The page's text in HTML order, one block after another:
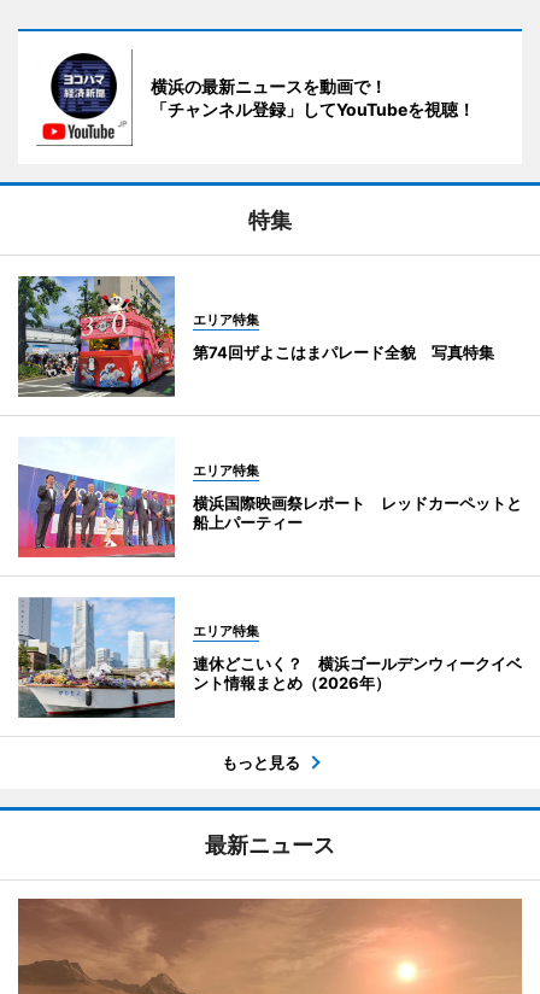
横浜の最新ニュースを動画で！
「チャンネル登録」してYouTubeを視聴！
特集
エリア特集
第74回ザよこはまパレード全貌 写真特集
エリア特集
横浜国際映画祭レポート レッドカーペットと
船上パーティー
エリア特集
連休どこいく？ 横浜ゴールデンウィークイベ
ント情報まとめ（2026年）
もっと見る
最新ニュース